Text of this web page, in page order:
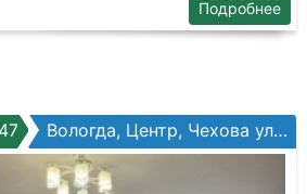
Подробнее
Вологда, Центр, Чехова ул, №36